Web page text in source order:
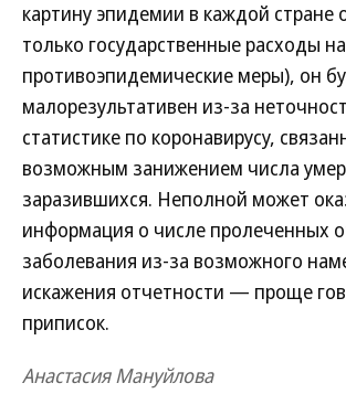
картину эпидемии в каждой стране
только государственные расходы на
противоэпидемические меры), он
малорезультативен из-за
статистике по коронавирусу,
возможным занижением числа
заразившихся. Неполной может
информация о числе пролеченных
заболевания из-за возможного
искажения отчетности — проще
приписок.
Анастасия Мануйлова